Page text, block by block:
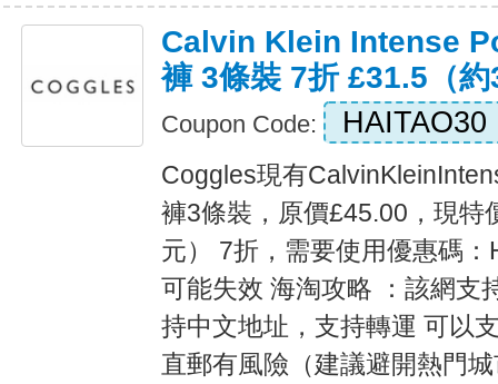
Calvin Klein Intense
褲 3條裝 7折 £31.5（
Coupon Code: HAITAO30
Coggles現有
褲3條裝，原價£45.00，現特
元） 7折，需要使用優惠碼
可能失效 海淘攻略 ：該網支
持中文地址，支持轉運 可以
直郵有風險（建議避開熱門